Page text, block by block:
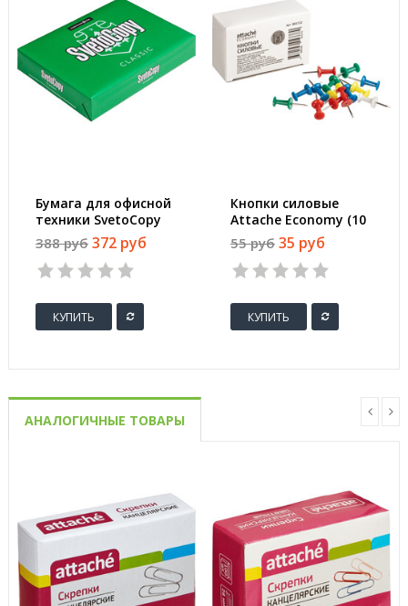
Бумага для офисной
техники SvetoCopy
(A4, марка C, 80 г/
кв.м, 500 листов)
388 руб 372 руб
КУПИТЬ
Кнопки силовые
Attache Economy (10
мм, 50 штук в
упаковке)
55 руб 35 руб
КУПИТЬ
АНАЛОГИЧНЫЕ ТОВАРЫ